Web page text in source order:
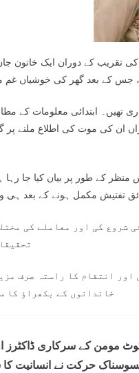
تقریب کے دوران ایک خاتون
جس کے بعد گھر کی خوشیاں غم
ابتدائی معلومات کے
ان کی موت کی اطلاع ملنے پر
کے طور پر بیان کیا جا رہا
تفتیش مکمل ہونے کے بعد ہی
شروع کی اور معاملے کی
انتقام کا راستہ صرف
خاندانوں کے بکھراؤ کا
مومن کے سرکاری ڈاکٹرز
حرکت نے انسانیت کا